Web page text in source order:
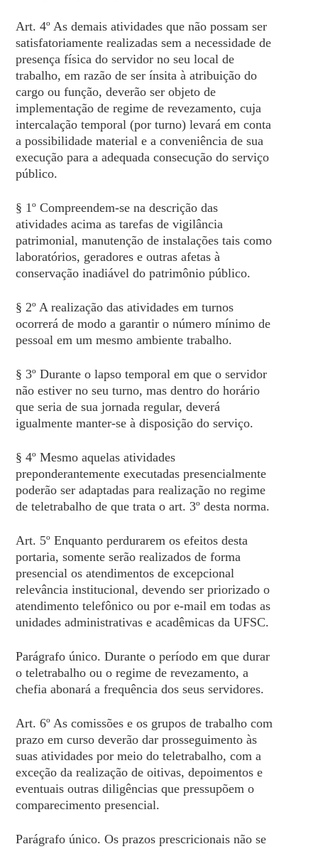
Art. 4º As demais atividades que não possam ser
satisfatoriamente realizadas sem a necessidade de
presença física do servidor no seu local de
trabalho, em razão de ser ínsita à atribuição do
cargo ou função, deverão ser objeto de
implementação de regime de revezamento, cuja
intercalação temporal (por turno) levará em conta
a possibilidade material e a conveniência de sua
execução para a adequada consecução do serviço
público.
§ 1º Compreendem-se na descrição das
atividades acima as tarefas de vigilância
patrimonial, manutenção de instalações tais como
laboratórios, geradores e outras afetas à
conservação inadiável do patrimônio público.
§ 2º A realização das atividades em turnos
ocorrerá de modo a garantir o número mínimo de
pessoal em um mesmo ambiente trabalho.
§ 3º Durante o lapso temporal em que o servidor
não estiver no seu turno, mas dentro do horário
que seria de sua jornada regular, deverá
igualmente manter-se à disposição do serviço.
§ 4º Mesmo aquelas atividades
preponderantemente executadas presencialmente
poderão ser adaptadas para realização no regime
de teletrabalho de que trata o art. 3º desta norma.
Art. 5º Enquanto perdurarem os efeitos desta
portaria, somente serão realizados de forma
presencial os atendimentos de excepcional
relevância institucional, devendo ser priorizado o
atendimento telefônico ou por e-mail em todas as
unidades administrativas e acadêmicas da UFSC.
Parágrafo único. Durante o período em que durar
o teletrabalho ou o regime de revezamento, a
chefia abonará a frequência dos seus servidores.
Art. 6º As comissões e os grupos de trabalho com
prazo em curso deverão dar prosseguimento às
suas atividades por meio do teletrabalho, com a
exceção da realização de oitivas, depoimentos e
eventuais outras diligências que pressupõem o
comparecimento presencial.
Parágrafo único. Os prazos prescricionais não se